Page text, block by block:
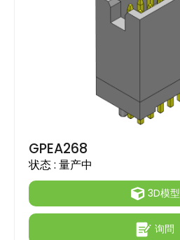
GPEA268
状态 : 量产中
3D模型
询問